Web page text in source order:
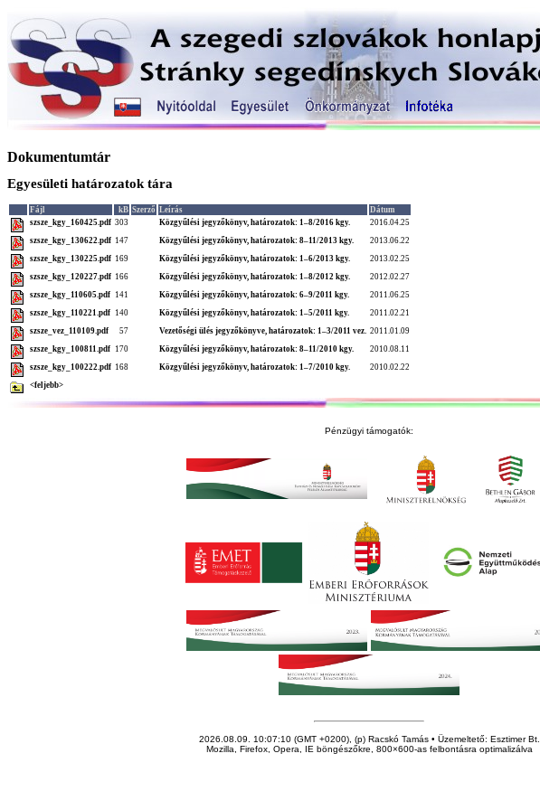
Dokumentumtár
Egyesületi határozatok tára
Fájl kB Szerző Leírás
Dátum
szsze_kgy_160425.pdf 303 Közgyűlési jegyzőkönyv, határozatok: 1–8/2016 kgy.
2016.04.25
szsze_kgy_130622.pdf 147 Közgyűlési jegyzőkönyv, határozatok: 8–11/2013 kgy.
2013.06.22
szsze_kgy_130225.pdf 169 Közgyűlési jegyzőkönyv, határozatok: 1–6/2013 kgy.
2013.02.25
szsze_kgy_120227.pdf 166 Közgyűlési jegyzőkönyv, határozatok: 1–8/2012 kgy.
2012.02.27
szsze_kgy_110605.pdf 141 Közgyűlési jegyzőkönyv, határozatok: 6–9/2011 kgy.
2011.06.25
szsze_kgy_110221.pdf 140 Közgyűlési jegyzőkönyv, határozatok: 1–5/2011 kgy.
2011.02.21
szsze_vez_110109.pdf
57 Vezetőségi ülés jegyzőkönyve, határozatok: 1–3/2011 vez. 2011.01.09
szsze_kgy_100811.pdf 170 Közgyűlési jegyzőkönyv, határozatok: 8–11/2010 kgy.
2010.08.11
szsze_kgy_100222.pdf 168 Közgyűlési jegyzőkönyv, határozatok: 1–7/2010 kgy.
2010.02.22
<feljebb>
Pénzügyi támogatók:
2026.08.09. 10:07:10 (GMT +0200), (p) Racskó Tamás • Üzemeltető: Esztimer Bt.
Mozilla, Firefox, Opera, IE böngészőkre, 800×600-as felbontásra optimalizálva